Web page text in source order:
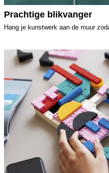
Prachtige blikvanger
Hang je kunstwerk aan de muur